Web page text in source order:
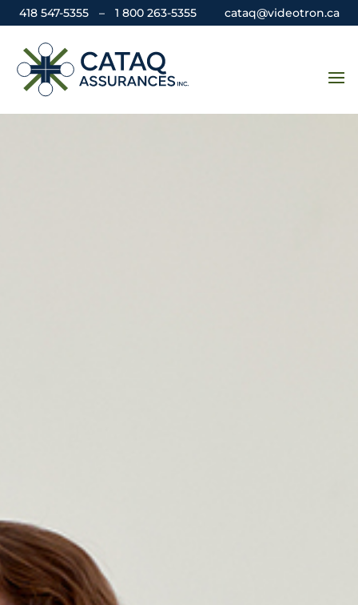
418 547-5355 – 1 800 263-5355 cataq@videotron.ca